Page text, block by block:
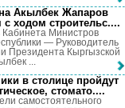
Акылбек Жапаров
с ходом строительс....
Кабинета Министров
— Руководитель
Президента Кыргызской
...
в столице пройдут
стомато....
самостоятельного